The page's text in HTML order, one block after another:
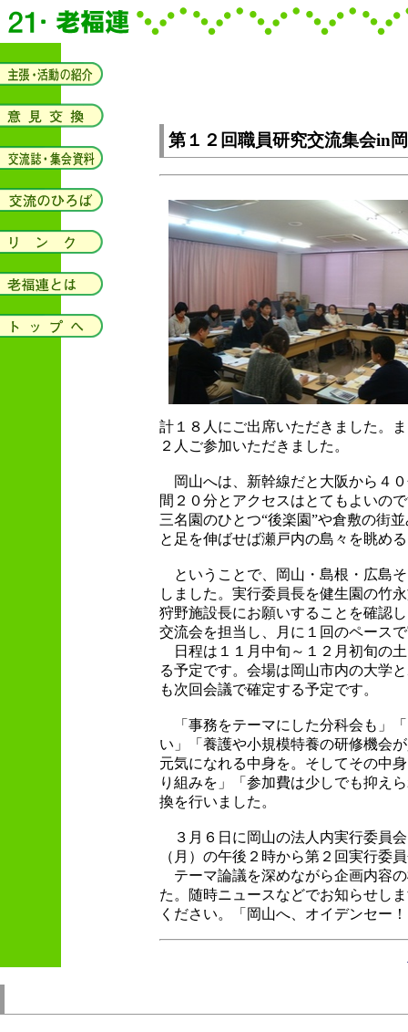
第１２回職員研究交流集会in
計１８人にご出席いただきました。
２人ご参加いただきました。
岡山へは、新幹線だと大阪から４
間２０分とアクセスはとてもよいの
三名園のひとつ“後楽園”や倉敷の街
と足を伸ばせば瀬戸内の島々を眺め
ということで、岡山・島根・広島
しました。実行委員長を健生園の竹
狩野施設長にお願いすることを確認
交流会を担当し、月に１回のペース
日程は１１月中旬～１２月初旬の
る予定です。会場は岡山市内の大学
も次回会議で確定する予定です。
「事務をテーマにした分科会も」
い」「養護や小規模特養の研修機会
元気になれる中身を。そしてその中
り組みを」「参加費は少しでも抑え
換を行いました。
３月６日に岡山の法人内実行委員
（月）の午後２時から第２回実行委
テーマ論議を深めながら企画内容
た。随時ニュースなどでお知らせし
ください。「岡山へ、オイデンセ